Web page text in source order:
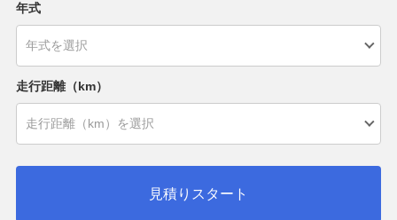
年式
走行距離（km）
見積りスタート